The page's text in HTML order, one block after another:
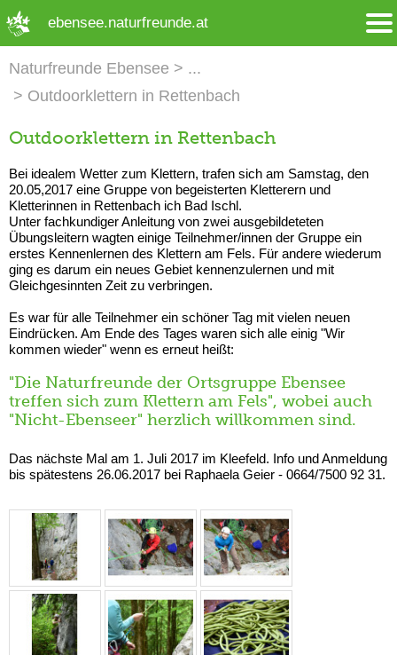
ebensee.naturfreunde.at
Naturfreunde Ebensee
Outdoorklettern in Rettenbach
Outdoorklettern in Rettenbach
Bei idealem Wetter zum Klettern, trafen sich am Samstag, den
20.05,2017 eine Gruppe von begeisterten Kletterern und
Kletterinnen in Rettenbach ich Bad Ischl.
Unter fachkundiger Anleitung von zwei ausgebildeteten
Übungsleitern wagten einige Teilnehmer/innen der Gruppe ein
erstes Kennenlernen des Klettern am Fels. Für andere wiederum
ging es darum ein neues Gebiet kennenzulernen und mit
Gleichgesinnten Zeit zu verbringen.
Es war für alle Teilnehmer ein schöner Tag mit vielen neuen
Eindrücken. Am Ende des Tages waren sich alle einig "Wir
kommen wieder" wenn es erneut heißt:
"Die Naturfreunde der Ortsgruppe Ebensee
treffen sich zum Klettern am Fels", wobei auch
"Nicht-Ebenseer" herzlich willkommen sind.
Das nächste Mal am 1. Juli 2017 im Kleefeld. Info und Anmeldung
bis spätestens 26.06.2017 bei Raphaela Geier - 0664/7500 92 31.